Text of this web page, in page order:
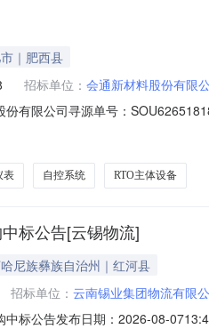
｜肥西县
招标单位： 会通新材料股份有限
份有限公司寻源单号：
等附属设施；2、调试运行后确保设
表 自控系统 RTO主体设备
标公告[云锡物流]
尼族彝族自治州｜红河县
招标单位： 云南锡业集团物流有限
中标公告发布日期：2026-08-